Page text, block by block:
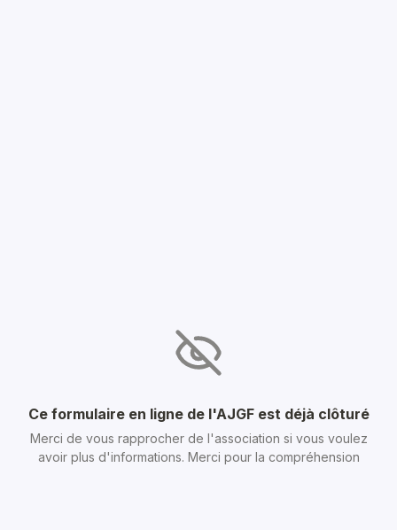
Ce formulaire en ligne de l'AJGF est déjà clôturé
Merci de vous rapprocher de l'association si vous voulez
avoir plus d'informations. Merci pour la compréhension